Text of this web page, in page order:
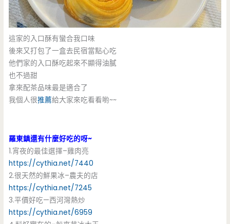
這家的入口酥有蠻合我口味
後來又打包了一盒去民宿當點心吃
他們家的入口酥吃起來不顯得油膩
也不過甜
拿來配茶品味最是適合了
我個人很推薦給大家來吃看看喲~~
羅東鎮還有什麼好吃的呀~
1.宵夜的最佳選擇–雞肉亮
https://cythia.net/7440
2.很天然的鮮果冰–農夫的店
https://cythia.net/7245
3.平價好吃—西河灣熱炒
https://cythia.net/6959